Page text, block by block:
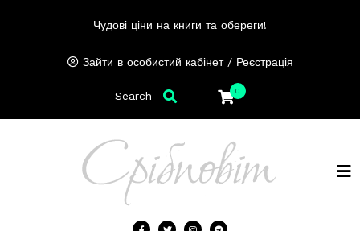
Чудові ціни на книги та обереги!
Зайти в особистий кабінет / Реєстрація
0
Search